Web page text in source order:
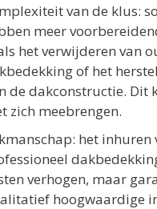
van de klus:
meer
het verwijderen van
of het
de dakconstructie. Dit
zich meebrengen.
het inhuren
verhogen, maar
hoogwaardige